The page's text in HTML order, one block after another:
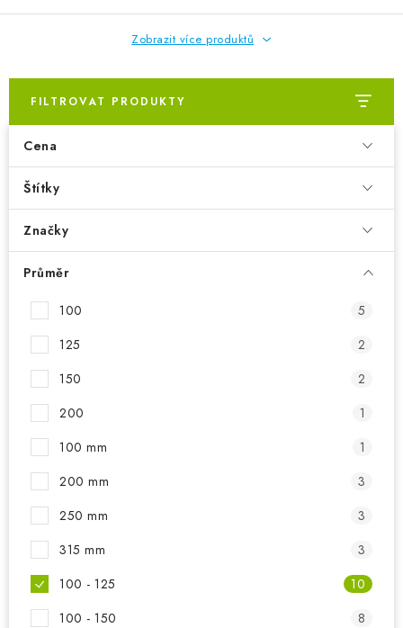
Zobrazit více produktů
FILTROVAT PRODUKTY
Cena
Štítky
Značky
Průměr
100
5
125
2
150
2
200
1
100 mm
1
200 mm
3
250 mm
3
315 mm
3
100 - 125
10
100 - 150
8